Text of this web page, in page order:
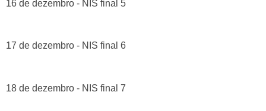
16 de dezembro - NIS final 5
17 de dezembro - NIS final 6
18 de dezembro - NIS final 7